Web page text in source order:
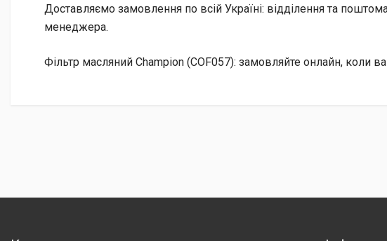
Доставляємо замовлення по всій Україні: відділення та
менеджера.
Фільтр масляний Champion (COF057): замовляйте онлайн, коли